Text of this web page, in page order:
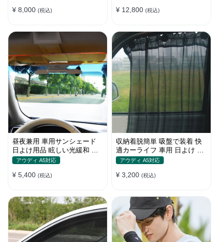
¥ 8,000 (税込) ¥ 12,800 (税込)
昼夜兼用 車用サンシェード
日よけ用品 眩しい光緩和 長
時間運転 特殊遮光素材
アウディ A5対応
¥ 5,400 (税込)
収納着脱簡単 吸盤で装着 快
適カーライフ 車用 日よけ 遮
光 UVカット 通気
アウディ A5対応
¥ 3,200 (税込)